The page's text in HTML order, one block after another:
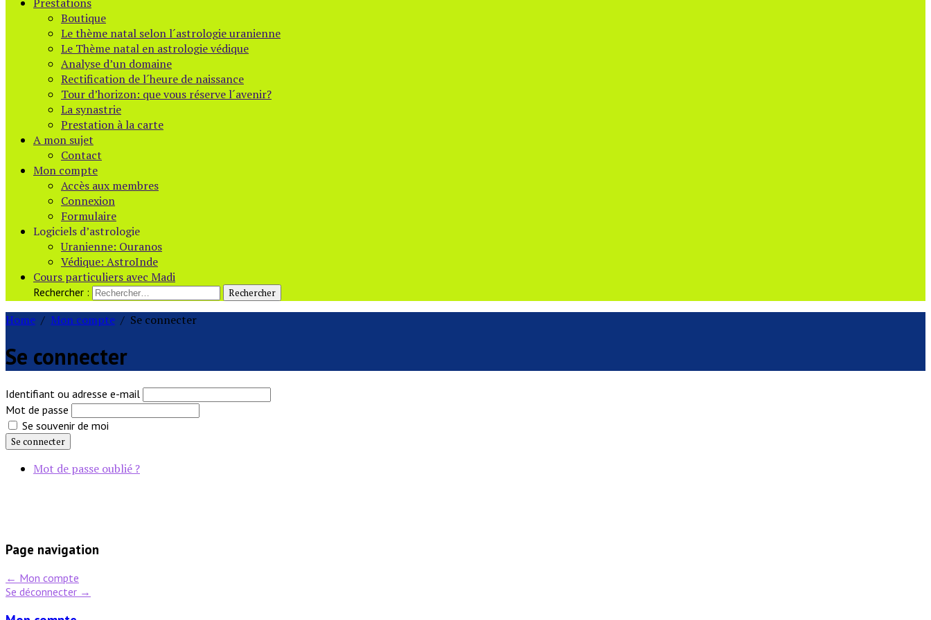
Boutique
Le thème natal selon l´astrologie uranienne
Le Thème natal en astrologie védique
Analyse d’un domaine
Rectification de l´heure de naissance
Tour d’horizon: que vous réserve l´avenir?
La synastrie
Prestation à la carte
A mon sujet
Contact
Mon compte
Accès aux membres
Connexion
Formulaire
Logiciels d’astrologie
Uranienne: Ouranos
Védique: AstroInde
Cours particuliers avec Madi
Rechercher :
Home / Mon compte / Se connecter
Se connecter
Identifiant ou adresse e-mail
Mot de passe
Se souvenir de moi
Se connecter
Mot de passe oublié ?
Page navigation
← Mon compte
Se déconnecter →